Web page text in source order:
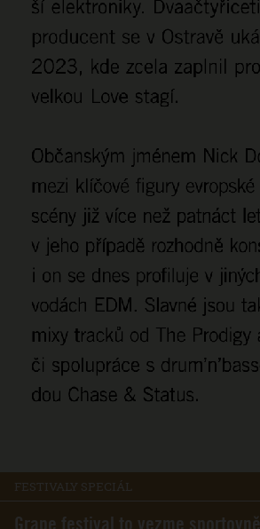
FESTIVALY SPECIÁL
Grape festival to vezme sportovně